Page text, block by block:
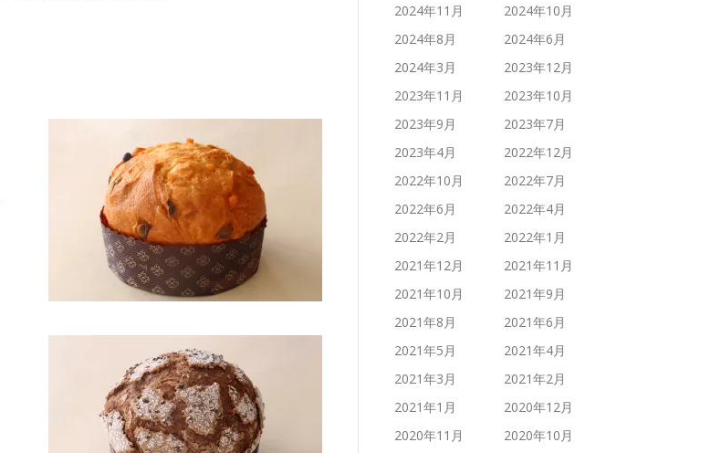
2024年11月
2024年10月
2024年8月
2024年6月
2024年3月
2023年12月
2023年11月
2023年10月
2023年9月
2023年7月
2023年4月
2022年12月
2022年10月
2022年7月
2022年6月
2022年4月
2022年2月
2022年1月
2021年12月
2021年11月
2021年10月
2021年9月
2021年8月
2021年6月
2021年5月
2021年4月
2021年3月
2021年2月
2021年1月
2020年12月
2020年11月
2020年10月